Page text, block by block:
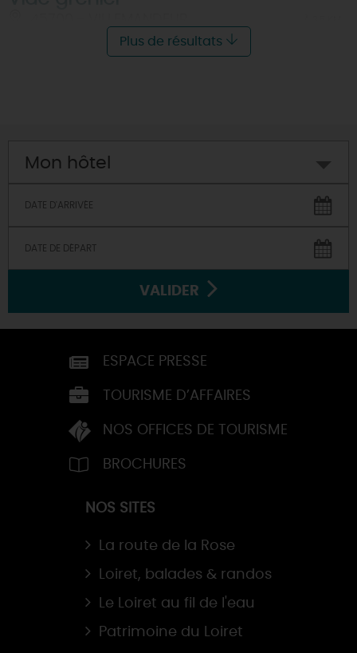
Plus de résultats
Mon hôtel
VALIDER
ESPACE PRESSE
TOURISME D’AFFAIRES
NOS OFFICES DE TOURISME
BROCHURES
NOS SITES
La route de la Rose
Loiret, balades & randos
Le Loiret au fil de l'eau
Patrimoine du Loiret